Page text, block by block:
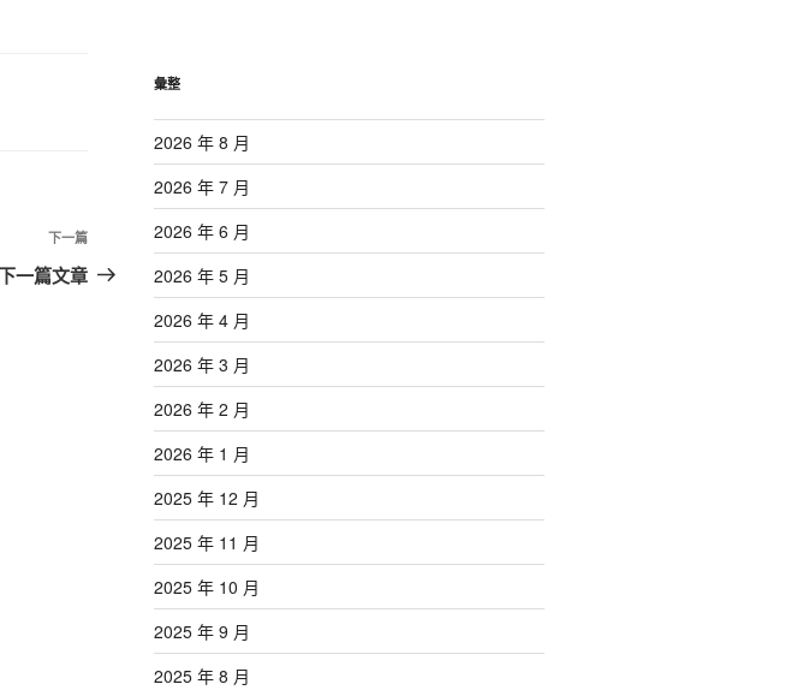
下
一
下一篇
一篇文章
彙整
2026 年 8 月
2026 年 7 月
2026 年 6 月
2026 年 5 月
2026 年 4 月
2026 年 3 月
2026 年 2 月
2026 年 1 月
2025 年 12 月
2025 年 11 月
2025 年 10 月
2025 年 9 月
2025 年 8 月